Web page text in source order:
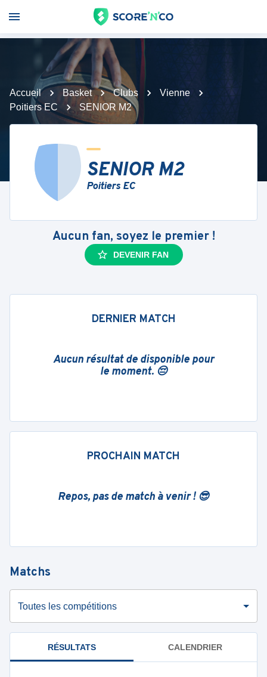
Accueil Basket Clubs
Vienne
Poitiers EC
SENIOR M2
SENIOR M2
Poitiers EC
Aucun fan, soyez le premier !
DEVENIR FAN
DERNIER MATCH
Aucun résultat de disponible pour
le moment. 😔
PROCHAIN MATCH
Repos, pas de match à venir ! 😎
Matchs
Toutes les compétitions
RÉSULTATS CALENDRIER